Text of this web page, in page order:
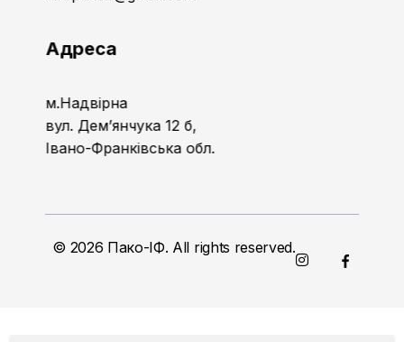
Адреса
м.Надвірна
вул. Дем’янчука 12 б,
Івано-Франківська обл.
© 2026 Пако-ІФ. All rights reserved.